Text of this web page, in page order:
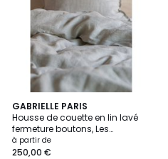
GABRIELLE PARIS
Housse de couette en lin lavé
fermeture boutons, Les
Essentiels
à partir de
250,00 €
4
/
5
8
Couleurs